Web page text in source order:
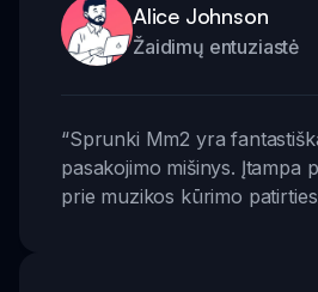
Alice Johnson
Žaidimų entuziastė
“Sprunki Mm2 yra
pasakojimo mišinys. Įtampa
prie muzikos kūrimo